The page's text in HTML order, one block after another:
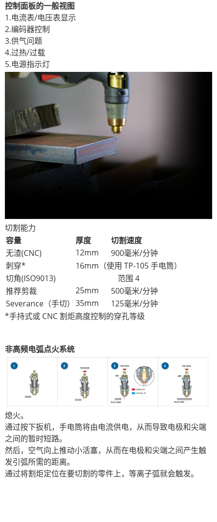
控制面板的一般视图
1.电流表/电压表显示
2.编码器控制
3.供气问题
4.过热/过载
5.电源指示灯
切割能力
容量
厚度
切割速度
无渣(CNC)
12mm
900毫米/分钟
刺穿*
16mm（使用 TP-105 手电筒）
切角(ISO9013)
范围 4
推荐剪裁
25mm
500毫米/分钟
Severance（手切） 35mm
125毫米/分钟
*手持式或 CNC 割炬高度控制的穿孔等级
非高频电弧点火系统
熄火。
通过按下扳机，手电筒将由电流供电，从而导致电极和尖端
之间的暂时短路。
然后，空气向上推动小活塞，从而在电极和尖端之间产生触
发引弧所需的距离。
通过将割炬定位在要切割的零件上，等离子弧就会触发。